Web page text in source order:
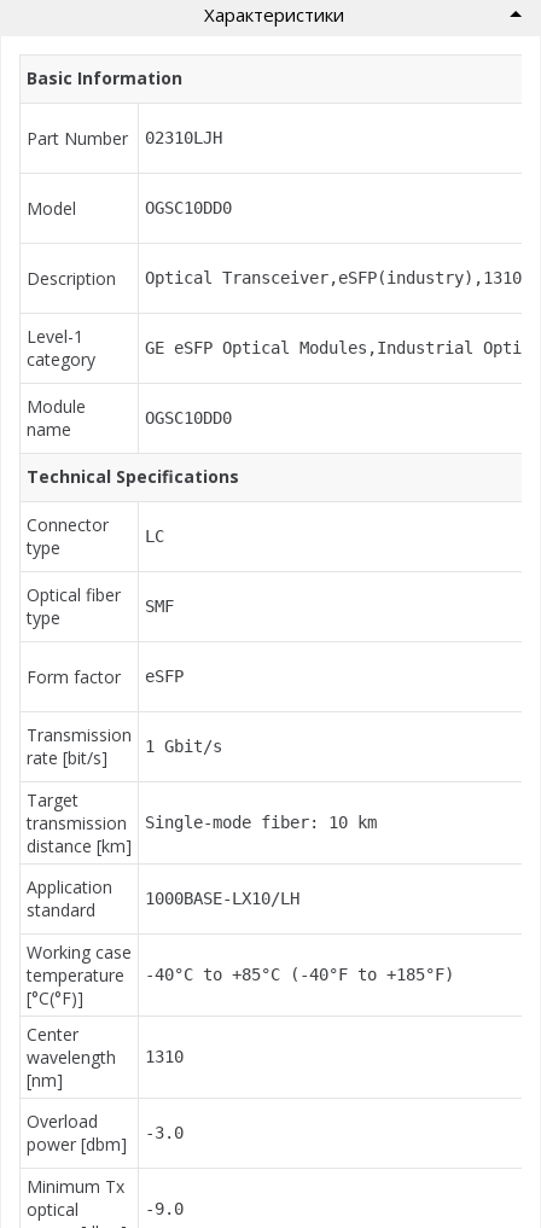
Характеристики
Basic Information
Part Number 02310LJH
Model OGSC10DD0
Description Optical
Level-1
category
GE eSFP Optical Modules,Industrial
Module
name
OGSC10DD0
Technical Specifications
Connector
type
LC
Optical fiber
type
SMF
Form factor eSFP
Transmission
rate [bit/s]
1 Gbit/s
Target
transmission
distance [km]
Single-mode fiber: 10 km
Application
standard
1000BASE-LX10/LH
Working case
temperature
[°C(°F)]
-40°C to +85°C (-40°F to +185°F)
Center
wavelength
[nm]
1310
Overload
power [dbm]
-3.0
Minimum Tx
optical
-9.0